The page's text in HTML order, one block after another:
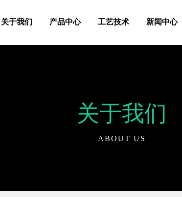
关于我们 产品中心 工艺技术 新闻中心
关于我们
ABOUT US